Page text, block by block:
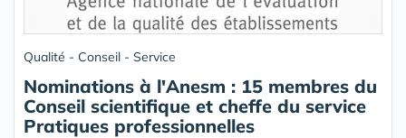
Qualité - Conseil - Service
Nominations à l'Anesm : 15 membres du
Conseil scientifique et cheffe du service
Pratiques professionnelles